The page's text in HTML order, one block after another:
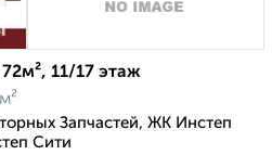
11/17 этаж
Запчастей, ЖК Инстеп
Сити